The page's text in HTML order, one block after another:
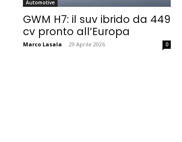
Automotive
GWM H7: il suv ibrido da 449
cv pronto all’Europa
Marco Lasala - 29 Aprile 2026 0